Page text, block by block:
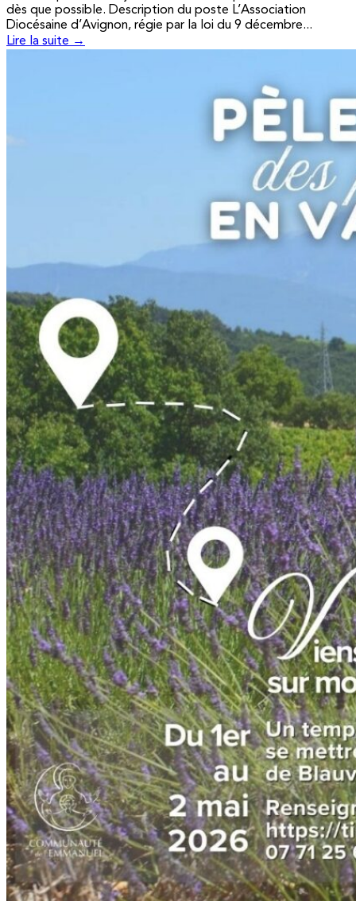
dès que possible. Description du poste L’Association
Diocésaine d’Avignon, régie par la loi du 9 décembre...
Lire la suite →